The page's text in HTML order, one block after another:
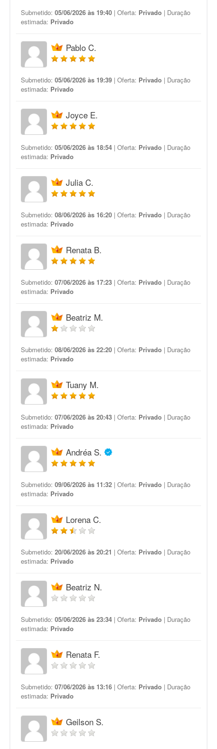
Submetido: 05/06/2026 às 19:40 | Oferta: Privado | Duração
estimada: Privado
Pablo C.
Submetido: 05/06/2026 às 19:39 | Oferta: Privado | Duração
estimada: Privado
Joyce E.
Submetido: 05/06/2026 às 18:54 | Oferta: Privado | Duração
estimada: Privado
Julia C.
Submetido: 08/06/2026 às 16:20 | Oferta: Privado | Duração
estimada: Privado
Renata B.
Submetido: 07/06/2026 às 17:23 | Oferta: Privado | Duração
estimada: Privado
Beatriz M.
Submetido: 08/06/2026 às 22:20 | Oferta: Privado | Duração
estimada: Privado
Tuany M.
Submetido: 07/06/2026 às 20:43 | Oferta: Privado | Duração
estimada: Privado
Andréa S.
Submetido: 09/06/2026 às 11:32 | Oferta: Privado | Duração
estimada: Privado
Lorena C.
Submetido: 20/06/2026 às 20:21 | Oferta: Privado | Duração
estimada: Privado
Beatriz N.
Submetido: 05/06/2026 às 23:34 | Oferta: Privado | Duração
estimada: Privado
Renata F.
Submetido: 07/06/2026 às 13:16 | Oferta: Privado | Duração
estimada: Privado
Geilson S.